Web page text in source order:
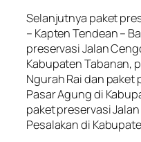
Selanjutnya paket
– Kapten Tendean –
preservasi Jalan
Kabupaten Tabanan,
Ngurah Rai dan paket
Pasar Agung di
paket preservasi
Pesalakan di